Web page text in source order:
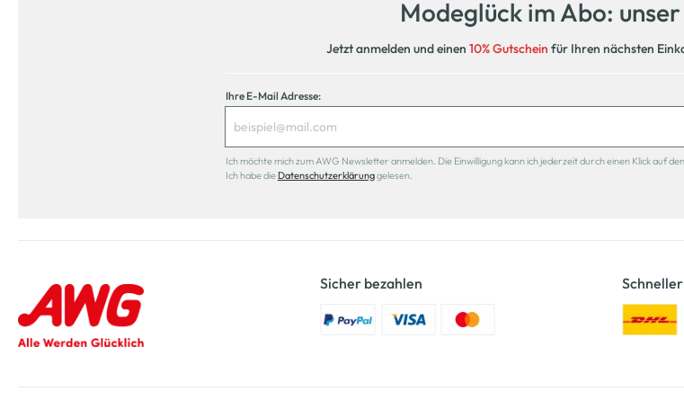
Modeglück im Abo:
Jetzt anmelden und einen 10% Gutschein für Ihren nächsten
Ihre E-Mail Adresse:
Ich möchte mich zum AWG Newsletter anmelden. Die Einwilligung kann ich jederzeit durch einen Klick auf
Ich habe die Datenschutzerklärunggelesen.
Sicher bezahlen